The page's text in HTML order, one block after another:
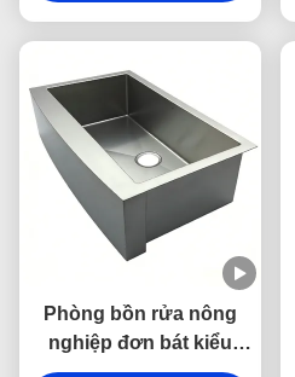
Phòng bồn rửa nông
nghiệp đơn bát kiểu
châu Âu cong phía